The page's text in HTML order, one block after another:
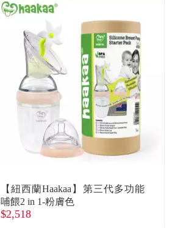
【紐西蘭Haakaa】第三代多功能
哺餵2 in 1-粉膚色
$2,518